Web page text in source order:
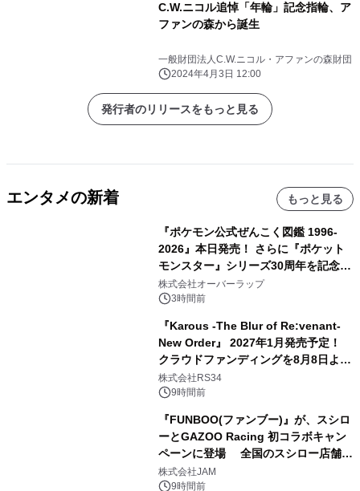
C.W.ニコル追悼「年輪」記念指輪、ア
ファンの森から誕生
一般財団法人C.W.ニコル・アファンの森財団
2024年4月3日 12:00
発行者のリリースをもっと見る
エンタメの新着 もっと見る
『ポケモン公式ぜんこく図鑑 1996-
2026』本日発売！ さらに『ポケット
モンスター』シリーズ30周年を記念し
た画集『ポケットモンスター ビジュア
ルアートブック』の発売決定！ 2026
株式会社オーバーラップ
3時間前
『Karous -The Blur of Re:venant-
New Order』 2027年1月発売予定！
クラウドファンディングを8月8日より
開始
株式会社RS34
9時間前
『FUNBOO(ファンブー)』が、スシロ
ーとGAZOO Racing 初コラボキャン
ペーンに登場 全国のスシロー店舗で
GR 4車種の FUNBOO(ミニカー)付き
メニューが展開されます
株式会社JAM
9時間前